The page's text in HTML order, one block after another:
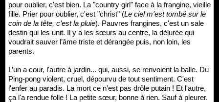
pour oublier, c'est bien. La "country girl" face à la frangine, vieille
fille. Prier pour oublier, c'est "christ" (Le ciel m'est tombé sur le
coin de la tête, c’est la pluie). Pauvres frangines, c'est un sale
destin qui les unit. Il y a les sœurs au centre, la délurée qui
voudrait sauver l’âme triste et dérangée puis, non loin, les
parents.
L’un a cour, l'autre à jardin... qui, aussi, se renvoient la balle. Du
Ping-pong violent, cruel, dépourvu de tout sentiment. C'est
l'enfer au paradis. La mort ce n’est pas drôle putain ! Et l'autre,
ça l'a rendue folle ! La petite sœur, bonne à rien. Sauf à pleurer.